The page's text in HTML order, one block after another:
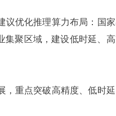
优化推理算力布局：国
集聚区域，建设低时延、
，重点突破高精度、低时